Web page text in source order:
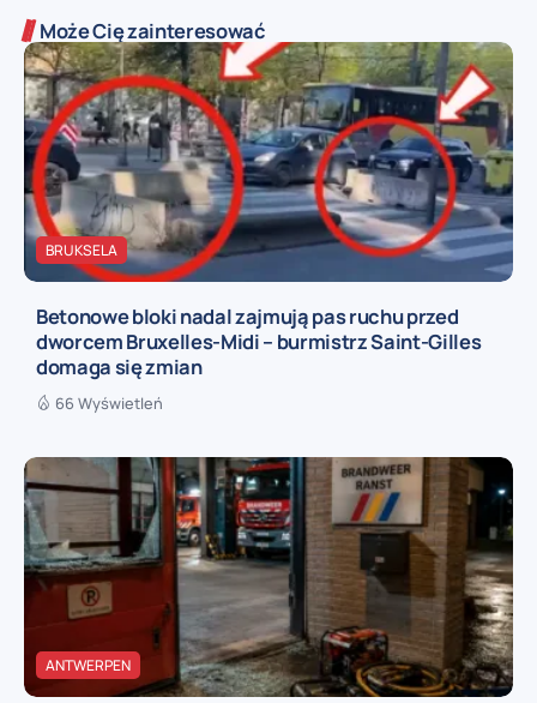
Może Cię zainteresować
BRUKSELA
Betonowe bloki nadal zajmują pas ruchu przed
dworcem Bruxelles-Midi – burmistrz Saint-Gilles
domaga się zmian
66 Wyświetleń
ANTWERPEN